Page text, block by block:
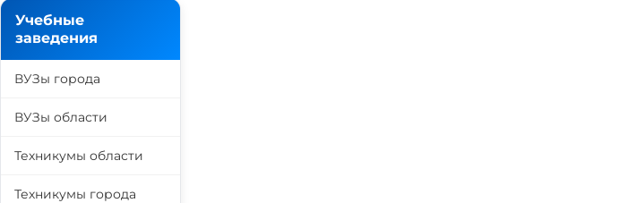
Учебные
заведения
ВУЗы города
ВУЗы области
Техникумы области
Техникумы города